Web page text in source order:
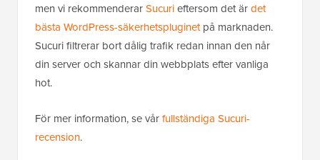
men vi rekommenderarSucurieftersom det ärdet
bästa WordPress-säkerhetspluginetpå marknaden.
Sucuri filtrerar bort dålig trafik redan innan den når
din server och skannar din webbplats efter vanliga
hot.
För mer information, se vårfullständiga Sucuri-
recension.